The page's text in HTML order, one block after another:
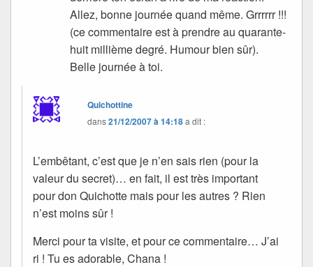
Allez, bonne journée quand même. Grrrrrr !!!
(ce commentaire est à prendre au quarante-
huit millième degré. Humour bien sûr).
Belle journée à toi.
Quichottine
dans21/12/2007 à 14:18a dit :
L’embêtant, c’est que je n’en sais rien (pour la
valeur du secret)… en fait, il est très important
pour don Quichotte mais pour les autres ? Rien
n’est moins sûr !
Merci pour ta visite, et pour ce commentaire… J’ai
ri ! Tu es adorable, Chana !